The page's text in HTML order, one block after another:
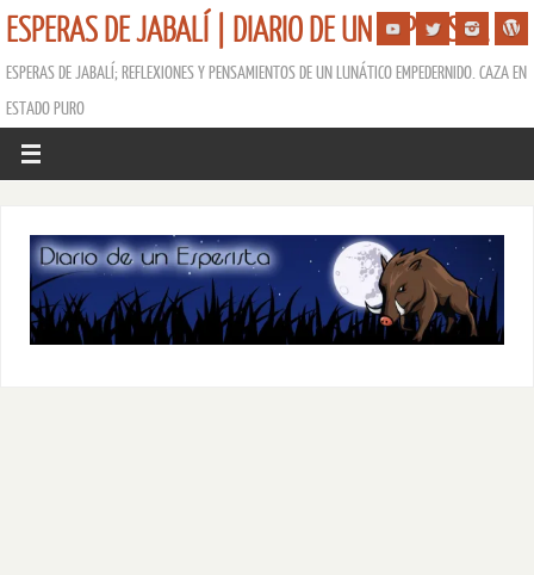
ESPERAS DE JABALÍ | DIARIO DE UN ESPERISTA
ESPERAS DE JABALÍ; REFLEXIONES Y PENSAMIENTOS DE UN LUNÁTICO EMPEDERNIDO. CAZA EN
ESTADO PURO